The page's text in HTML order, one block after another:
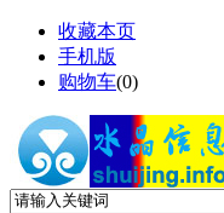
收藏本页
手机版
购物车(0)